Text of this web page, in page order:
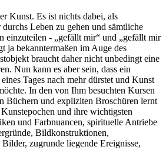
Kunst. Es ist nichts dabei, als
Leben zu gehen und sämtliche
einzuteilen - „gefällt mir“ und „gefällt mir
ja bekanntermaßen im Auge des
braucht daher nicht unbedingt eine
Nun kann es aber sein, dass ein
Tages nach mehr dürstet und Kunst
In den von Ihm besuchten Kursen
Büchern und expliziten Broschüren lernt
und ihre wichtigsten
und Farbnuancen, spirituelle Antriebe
Bildkonstruktionen,
zugrunde liegende Ereignisse,